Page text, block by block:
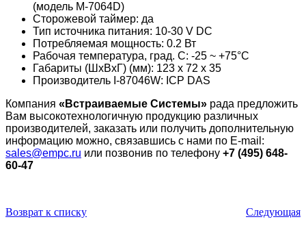
(модель M-7064D)
Сторожевой таймер: да
Тип источника питания: 10-30 V DC
Потребляемая мощность: 0.2 Вт
Рабочая температура, град. C: -25 ~ +75°C
Габариты (ШxВxГ) (мм): 123 x 72 x 35
Производитель I-87046W: ICP DAS
Компания «Встраиваемые Cистемы» рада предложить
Вам высокотехнологичную продукцию различных
производителей, заказать или получить дополнительную
информацию можно, связавшись с нами по E-mail:
sales@empc.ru или позвонив по телефону +7 (495) 648-
60-47
Возврат к списку
Следующая